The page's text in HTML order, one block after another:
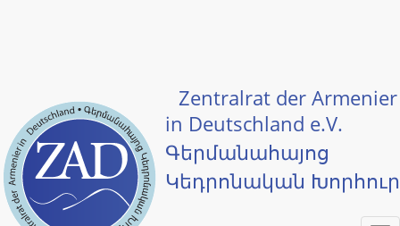
Zentralrat der Armenier
in Deutschland e.V.
Գերմանահայոց
Կեդրոնական